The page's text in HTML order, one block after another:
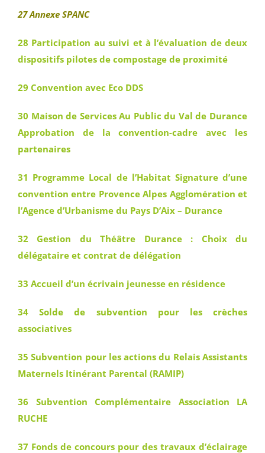
27 Annexe SPANC
28 Participation au suivi et à l’évaluation de deux
dispositifs pilotes de compostage de proximité
29 Convention avec Eco DDS
30 Maison de Services Au Public du Val de Durance
Approbation de la convention-cadre avec les
partenaires
31 Programme Local de l’Habitat Signature d’une
convention entre Provence Alpes Agglomération et
l’Agence d’Urbanisme du Pays D’Aix – Durance
32 Gestion du Théâtre Durance : Choix du
délégataire et contrat de délégation
33 Accueil d’un écrivain jeunesse en résidence
34 Solde de subvention pour les crèches
associatives
35 Subvention pour les actions du Relais Assistants
Maternels Itinérant Parental (RAMIP)
36 Subvention Complémentaire Association LA
RUCHE
37 Fonds de concours pour des travaux d’éclairage